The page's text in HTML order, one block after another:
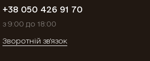
+38 050 426 91 70
з 9:00 до 18:00
Зворотній зв'язок